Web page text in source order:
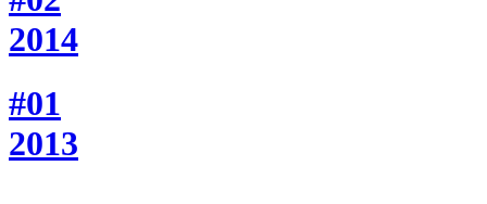
2014
#01
2013